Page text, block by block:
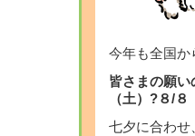
今年も全国か
皆さまの願い
（土）?８/
七夕に合わ